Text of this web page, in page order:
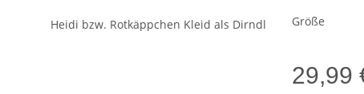
Größe
29,99